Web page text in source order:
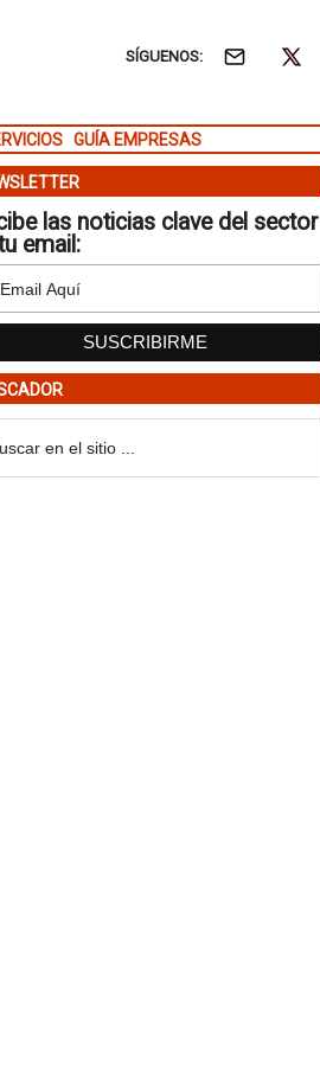
SÍGUENOS:
GUÍA EMPRESAS
las noticias clave del sector
email: